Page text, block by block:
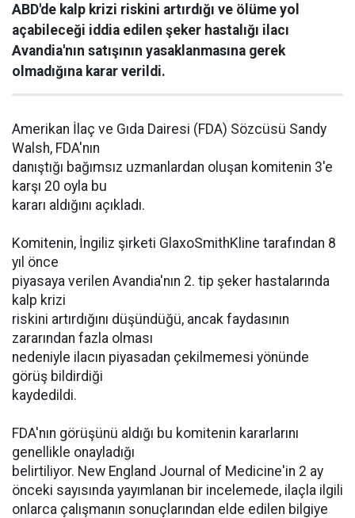
ABD'de kalp krizi riskini artırdığı ve ölüme yol
açabileceği iddia edilen şeker hastalığı ilacı
Avandia'nın satışının yasaklanmasına gerek
olmadığına karar verildi.
Amerikan İlaç ve Gıda Dairesi (FDA) Sözcüsü Sandy
Walsh, FDA'nın
danıştığı bağımsız uzmanlardan oluşan komitenin 3'e
karşı 20 oyla bu
kararı aldığını açıkladı.
Komitenin, İngiliz şirketi GlaxoSmithKline tarafından 8
yıl önce
piyasaya verilen Avandia'nın 2. tip şeker hastalarında
kalp krizi
riskini artırdığını düşündüğü, ancak faydasının
zararından fazla olması
nedeniyle ilacın piyasadan çekilmemesi yönünde
görüş bildirdiği
kaydedildi.
FDA'nın görüşünü aldığı bu komitenin kararlarını
genellikle onayladığı
belirtiliyor. New England Journal of Medicine'in 2 ay
önceki sayısında yayımlanan bir incelemede, ilaçla ilgili
onlarca çalışmanın sonuçlarından elde edilen bilgiye